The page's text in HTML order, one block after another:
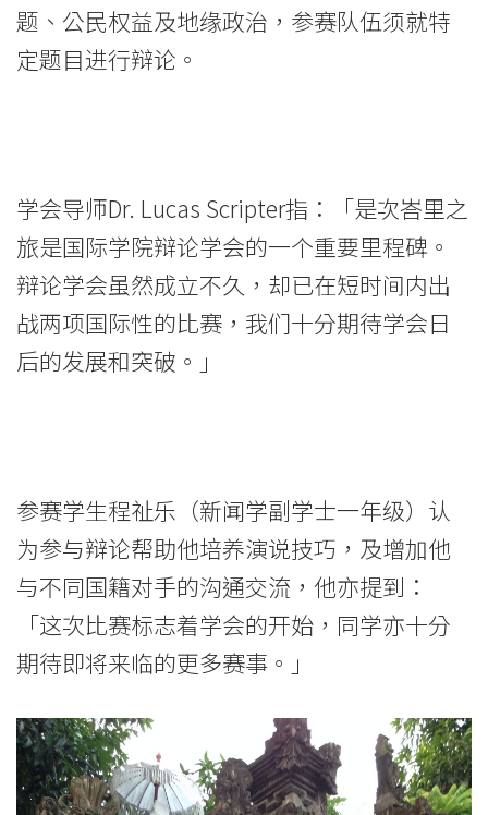
国
际
香
港
浸
学
题、公民权益及地缘政治，参赛队伍须就特
定题目进行辩论。
学会导师Dr. Lucas Scripter指：「是次峇里之
旅是国际学院辩论学会的一个重要里程碑。
辩论学会虽然成立不久，却已在短时间内出
战两项国际性的比赛，我们十分期待学会日
后的发展和突破。」
参赛学生程祉乐（新闻学副学士一年级）认
为参与辩论帮助他培养演说技巧，及增加他
与不同国籍对手的沟通交流，他亦提到：
「这次比赛标志着学会的开始，同学亦十分
期待即将来临的更多赛事。」